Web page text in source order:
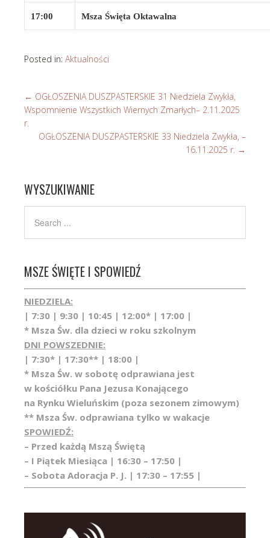
17:00 Msza Święta Oktawalna
Posted in: Aktualności
← OGŁOSZENIA DUSZPASTERSKIE 31 Niedziela Zwykła,
Wspomnienie Wszystkich Wiernych Zmarłych– 2.11.2025
r.
OGŁOSZENIA DUSZPASTERSKIE 33 Niedziela Zwykła, –
16.11.2025 r. →
WYSZUKIWANIE
MSZE ŚWIĘTE I SPOWIEDŹ
NIEDZIELA:
| 7:30 | 9:30 | 10:45 | 12:00* | 17:00 |
* Msza Św. dla dzieci w roku szkolnym
DNI POWSZEDNIE:
| 7:30* | 17:30** | 18:00 |
* Msza Św. w sobotę odprawiana jest
w kościółku Pana Jezusa Konającego
na Rynku Wieluńskim (poza sezonem zimowym)
** Msza Św. odprawiana tylko w wakacje
SPOWIEDŹ:
– Przed każdą Mszą Świętą
– I Piątek Miesiąca | 16:30 – 17:50 |
– Sobota Adoracja P. J. | 17:30 – 17:55 |